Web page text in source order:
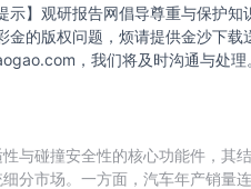
示】观研报告网倡导尊重与保护
金的版权问题，烦请提供金沙下
，我们将及时沟通与处理
与碰撞安全性的核心功能件，其
分市场。一方面，汽车年产销